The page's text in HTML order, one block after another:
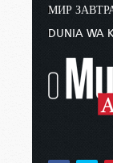
МИР
DUNIA WA